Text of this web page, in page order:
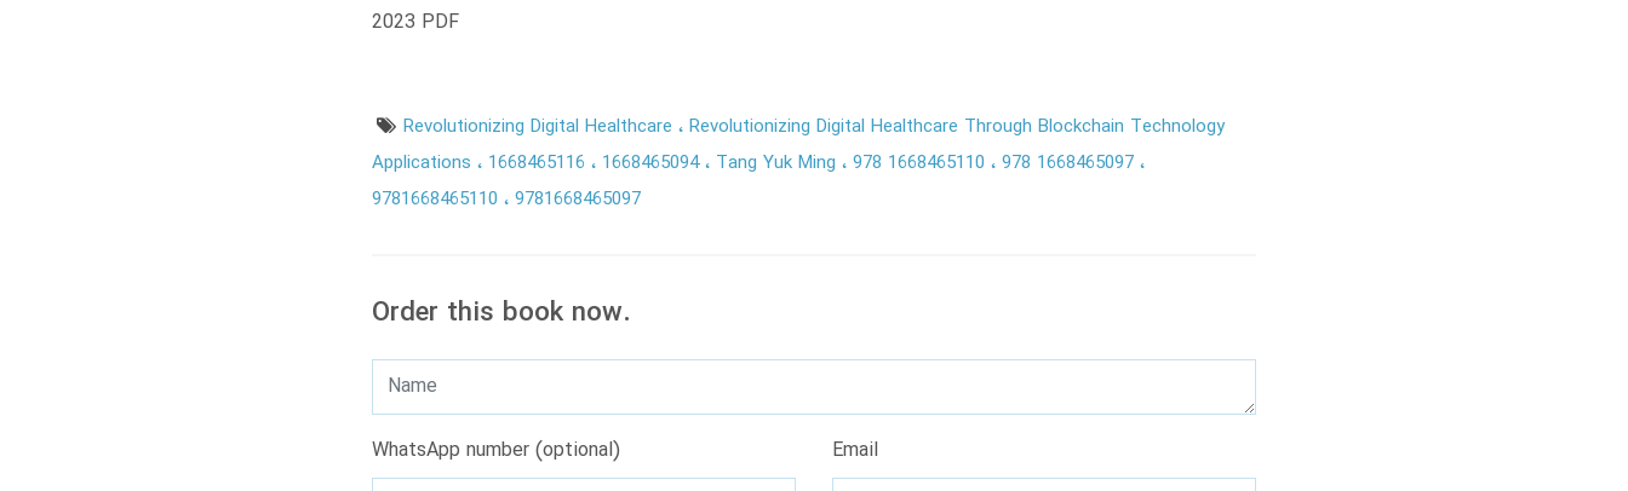
2023 PDF
Revolutionizing Digital Healthcare Revolutionizing Digital Healthcare Through Blockchain Technology
Applications
1668465116 1668465094 Tang Yuk Ming 978 1668465110
978 1668465097
9781668465110
9781668465097
Order this book now.
WhatsApp number (optional) Email